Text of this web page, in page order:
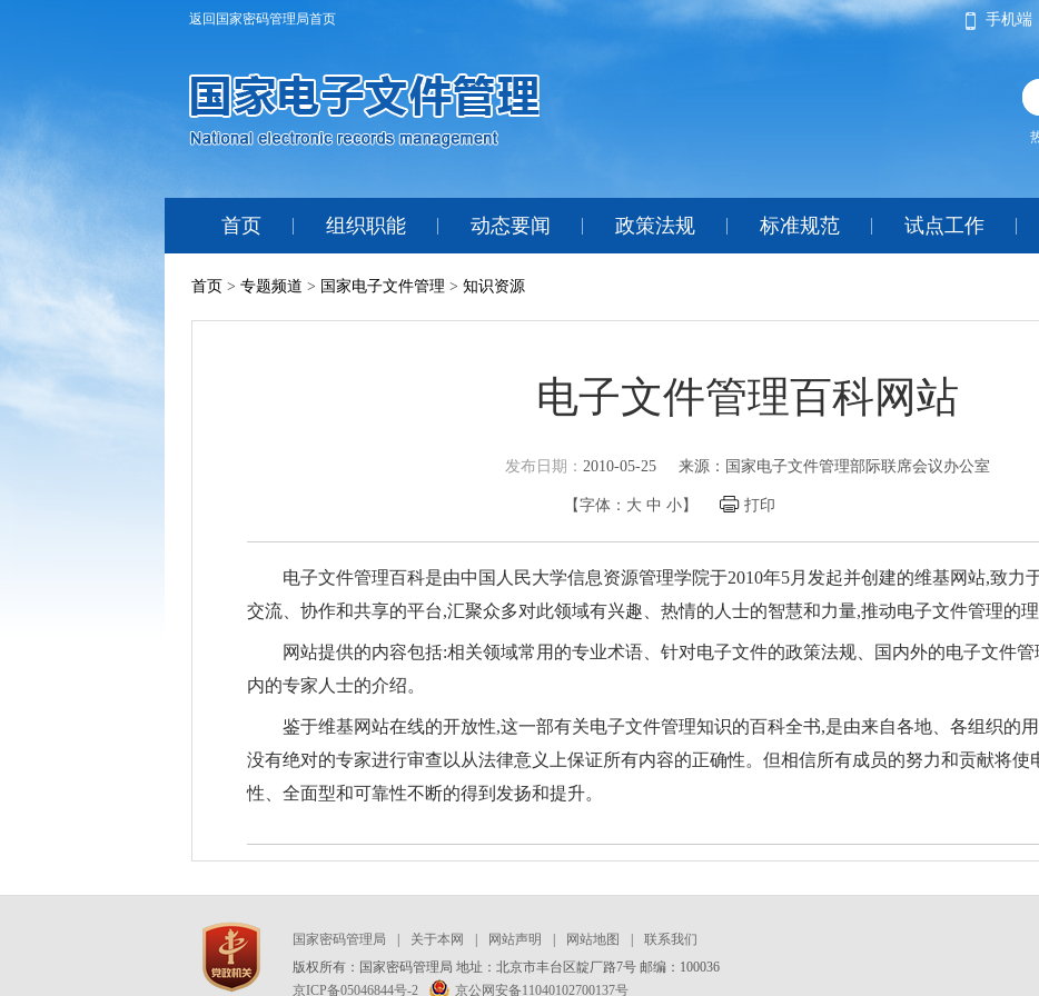
返回国家密码管理局首页 手机端
首页 组织职能 动态要闻 政策法规 标准规范 试点工作
首页 > 专题频道 > 国家电子文件管理 > 知识资源
电子文件管理百科网站
发布日期： 2010-05-25 来源：国家电子文件管理部际联席会议办公室
【字体： 大 中 小】 打印
电子文件管理百科是由中国人民大学信息资源管理学院于2010年5月发起并创建的维基网站,致力
交流、协作和共享的平台,汇聚众多对此领域有兴趣、热情的人士的智慧和力量,推动电子文件管理的
网站提供的内容包括:相关领域常用的专业术语、针对电子文件的政策法规、国内外的电子文件
内的专家人士的介绍。
鉴于维基网站在线的开放性,这一部有关电子文件管理知识的百科全书,是由来自各地、各组织的
没有绝对的专家进行审查以从法律意义上保证所有内容的正确性。但相信所有成员的努力和贡献将使
性、全面型和可靠性不断的得到发扬和提升。
国家密码管理局 关于本网 网站声明 网站地图
联系我们
版权所有：国家密码管理局 地址：北京市丰台区靛厂路7号 邮编：100036
京ICP备05046844号-2
京公网安备11040102700137号